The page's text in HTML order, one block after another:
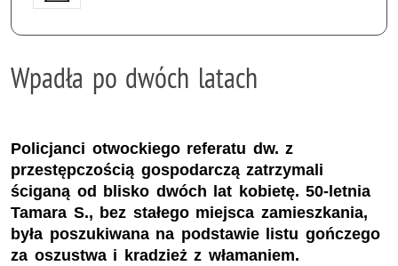
Wpadła po dwóch latach
Policjanci otwockiego referatu dw. z
przestępczością gospodarczą zatrzymali
ściganą od blisko dwóch lat kobietę. 50-letnia
Tamara S., bez stałego miejsca zamieszkania,
była poszukiwana na podstawie listu gończego
za oszustwa i kradzież z włamaniem.